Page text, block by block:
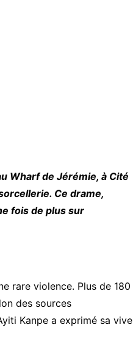
Wharf de Jérémie, à Cité
Ce drame,
fois de plus sur
rare violence. Plus de 180
des sources
Kanpe a exprimé sa vive